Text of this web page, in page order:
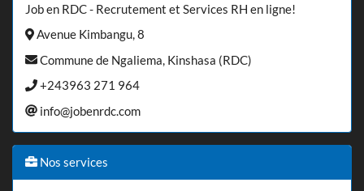
Job en RDC - Recrutement et Services RH en ligne!
Avenue Kimbangu, 8
Commune de Ngaliema, Kinshasa (RDC)
+243963 271 964
info@jobenrdc.com
Nos services